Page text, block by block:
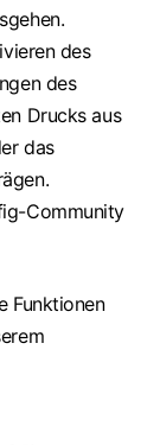
des
des
Drucks aus
das
Community
Funktionen